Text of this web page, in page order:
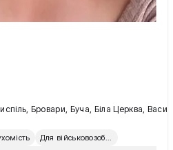
Бровари, Буча, Біла Церква,
Для військовозобов’язаних